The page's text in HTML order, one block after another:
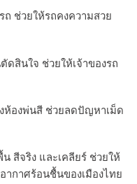
ถ ช่วยให้รถคงความสวย
ดสินใจ ช่วยให้เจ้าของรถ
ห้องพ่นสี ช่วยลดปัญหาเม็ด
สีจริง และเคลียร์ ช่วยให้
กาศร้อนชื้นของเมืองไทย